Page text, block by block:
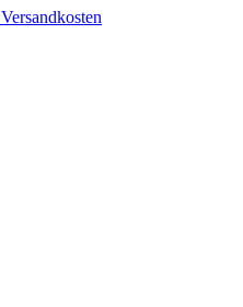
Versandkosten